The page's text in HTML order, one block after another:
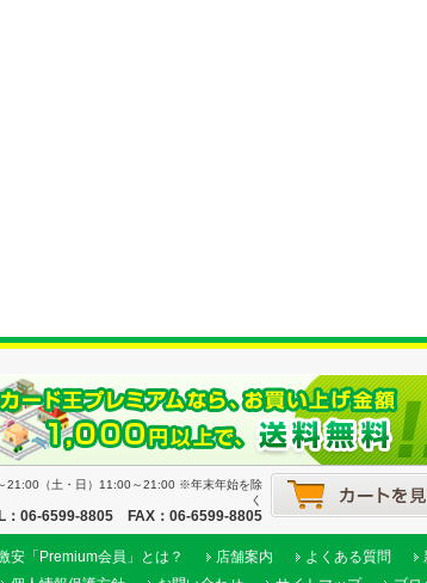
21:00（土・日）11:00～21:00 ※年末年始を除
く
：06-6599-8805 FAX：06-6599-8805
安「Premium会員」とは？ 店舗案内 よくある質問